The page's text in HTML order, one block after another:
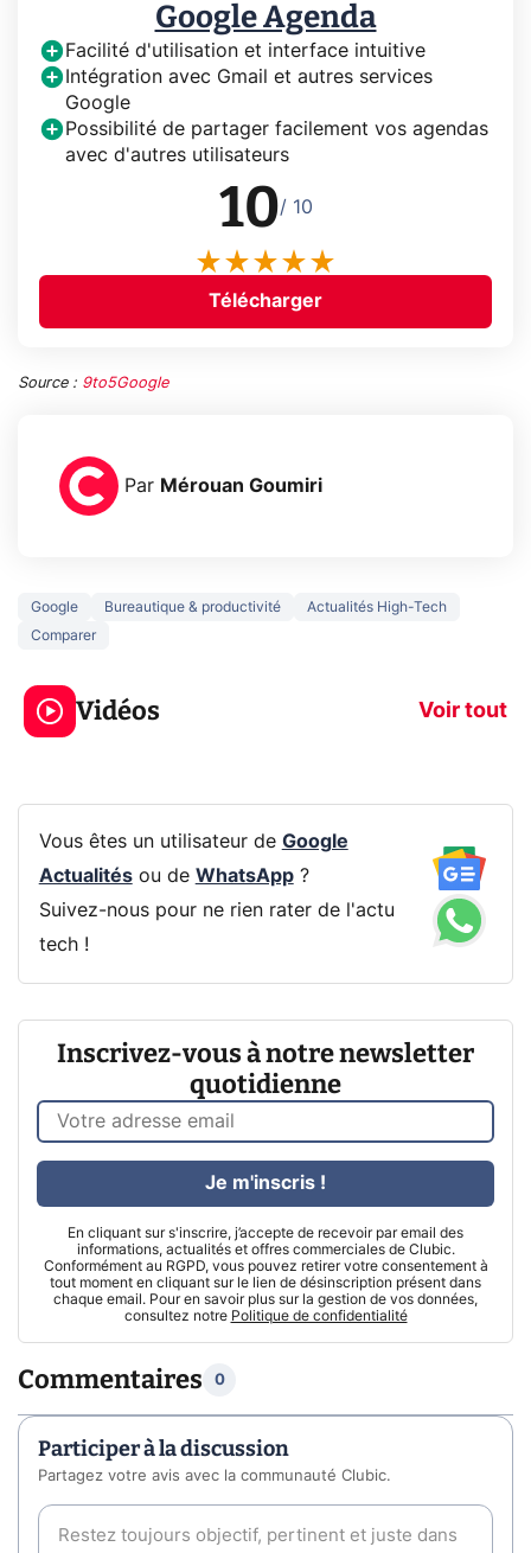
Google Agenda
Facilité d'utilisation et interface intuitive
Intégration avec Gmail et autres services
Google
Possibilité de partager facilement vos agendas
avec d'autres utilisateurs
10/ 10
Télécharger
Source : 9to5Google
Par Mérouan Goumiri
Google Bureautique & productivité
Actualités High-Tech
Comparer
Vidéos Voir tout
3 écrans en 1 pour
319€ ? Voici L'AOC
CQ32G4ZA !
prochaine
Vous êtes un utilisateur de Google
Actualitésou de WhatsApp?
Suivez-nous pour ne rien rater de l'actu
tech !
Inscrivez-vous à notre newsletter
quotidienne
En cliquant sur s'inscrire, j’accepte de recevoir par email des
informations, actualités et offres commerciales de Clubic.
Conformément au RGPD, vous pouvez retirer votre consentement à
tout moment en cliquant sur le lien de désinscription présent dans
chaque email. Pour en savoir plus sur la gestion de vos données,
consultez notre Politique de confidentialité
Je m'inscris !
Commentaires 0
Participer à la discussion
Partagez votre avis avec la communauté Clubic.